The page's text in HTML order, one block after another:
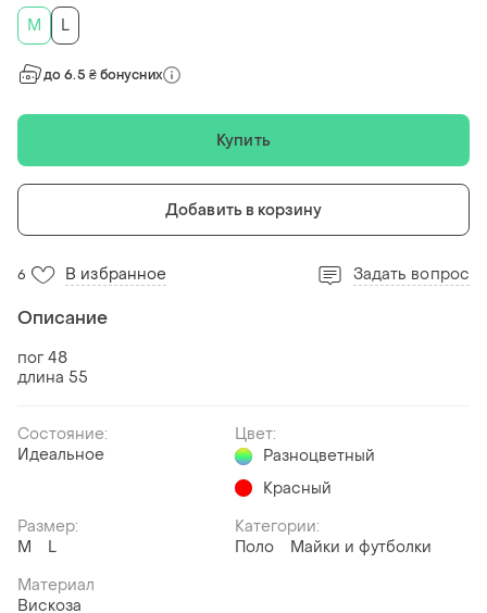
M
L
до 6.5 ₴ бонусних
Купить
Добавить в корзину
6 В избранное Задать вопрос
Описание
пог 48
длина 55
Состояние:
Идеальное
Цвет:
Разноцветный
Красный
Размер:
M
L
Категории:
Поло
Майки и футболки
Материал
Вискоза